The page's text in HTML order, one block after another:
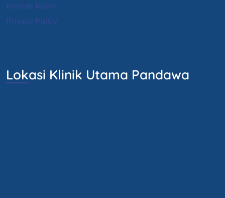
Kontak Kami
Privacy Policy
Lokasi Klinik Utama Pandawa